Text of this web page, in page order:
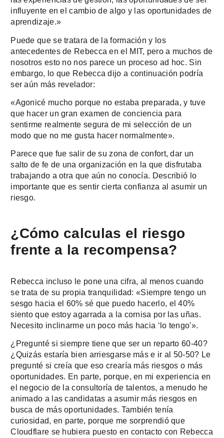
influyente en el cambio de algo y las oportunidades de
aprendizaje.»
Puede que se tratara de la formación y los
antecedentes de Rebecca en el MIT, pero a muchos de
nosotros esto no nos parece un proceso ad hoc. Sin
embargo, lo que Rebecca dijo a continuación podría
ser aún más revelador:
«Agonicé mucho porque no estaba preparada, y tuve
que hacer un gran examen de conciencia para
sentirme realmente segura de mi selección de un
modo que no me gusta hacer normalmente».
Parece que fue salir de su zona de confort, dar un
salto de fe de una organización en la que disfrutaba
trabajando a otra que aún no conocía. Describió lo
importante que es sentir cierta confianza al asumir un
riesgo.
¿Cómo calculas el riesgo
frente a la recompensa?
Rebecca incluso le pone una cifra, al menos cuando
se trata de su propia tranquilidad: «Siempre tengo un
sesgo hacia el 60% sé que puedo hacerlo, el 40%
siento que estoy agarrada a la cornisa por las uñas.
Necesito inclinarme un poco más hacia ‘lo tengo'».
¿Pregunté si siempre tiene que ser un reparto 60-40?
¿Quizás estaría bien arriesgarse más e ir al 50-50? Le
pregunté si creía que eso crearía más riesgos o más
oportunidades. En parte, porque, en mi experiencia en
el negocio de la consultoría de talentos, a menudo he
animado a las candidatas a asumir más riesgos en
busca de más oportunidades. También tenía
curiosidad, en parte, porque me sorprendió que
Cloudflare se hubiera puesto en contacto con Rebecca